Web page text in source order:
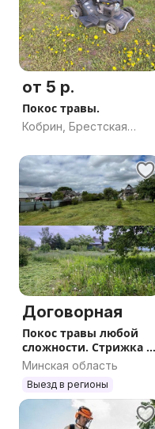
от 5 р.
Покос травы.
Кобрин, Брестская
Договорная
Покос травы любой
сложности. Стрижка и
уход за газоном.
Минская область
Выезд в регионы